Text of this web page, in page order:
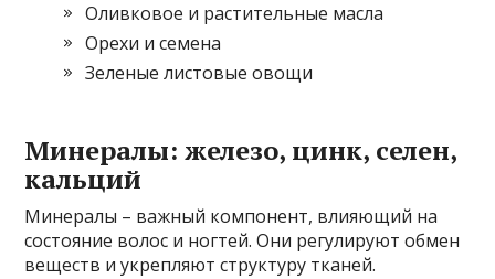
Оливковое и растительные масла
Орехи и семена
Зеленые листовые овощи
Минералы: железо, цинк, селен,
кальций
Минералы – важный компонент, влияющий на
состояние волос и ногтей. Они регулируют обмен
веществ и укрепляют структуру тканей.